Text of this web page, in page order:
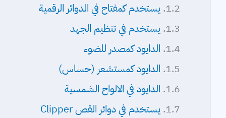
يستخدم كمفتاح في الدوائر الرقمية
يستخدم في تنظيم الجهد
الدايود كمصدر للضوء
الدايود كمستشعر (حساس)
الدايود في الالواح الشمسية
يستخدم في دوائر القص Clipper